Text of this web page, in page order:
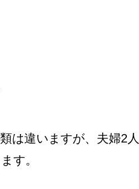
は違いますが、夫婦2人
す。